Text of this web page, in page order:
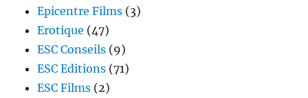
Epicentre Films (3)
Erotique (47)
ESC Conseils (9)
ESC Editions (71)
ESC Films (2)